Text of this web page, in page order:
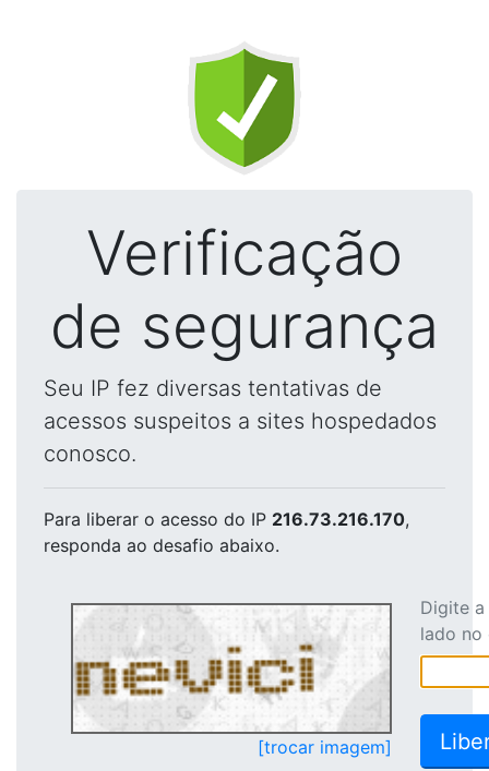
Verificação
de segurança
Seu IP fez diversas tentativas de
acessos suspeitos a sites hospedados
conosco.
Para liberar o acesso do IP 216.73.216.170,
responda ao desafio abaixo.
[trocar imagem]
Digite
lado no